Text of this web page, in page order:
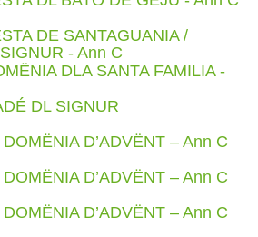
DE SANTAGUANIA /
- Ann C
DLA SANTA FAMILIA -
DL SIGNUR
D’ADVËNT – Ann C
D’ADVËNT – Ann C
D’ADVËNT – Ann C